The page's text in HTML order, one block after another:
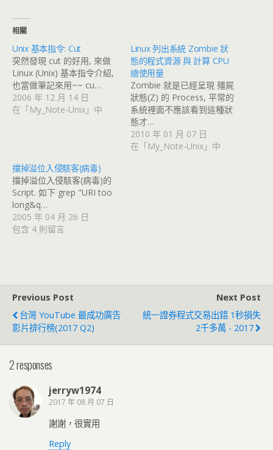
相關
Unix 基本指令: Cut
突然發現 cut 的好用, 來做
Linux (Unix) 基本指令介紹,
也當做筆記來用~~ cu…
2006 年 12 月 14 日
在「My_Note-Unix」中
Linux 列出系統 Zombie 狀
態的程式資源 與 計算 CPU
總使用量
Zombie 就是已經呈現 殭屍
狀態(Z) 的 Process, 平常的
系統裡面不應該看到這種狀
態才…
2010 年 01 月 07 日
在「My_Note-Unix」中
擋掉溢位入侵駭客(病毒)
擋掉溢位入侵駭客(病毒)的
Script. 如下 grep "URI too
long&q…
2005 年 04 月 26 日
包含 4 則留言
Previous Post
台灣 YouTube 最成功廣告
影片排行榜(2017 Q2)
Next Post
統一證券程式交易出錯 1秒損失
2千多萬 - 2017
2 responses
jerryw1974
2017 年 08 月 07 日
謝謝，很實用
Reply